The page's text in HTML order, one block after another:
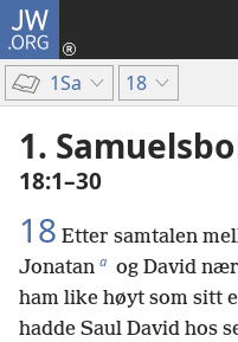
JW.ORG
1Sa 18
1.
18:1–30
18 Etter samtalen
Jonatan a og David
ham like høyt som sitt
hadde Saul David hos